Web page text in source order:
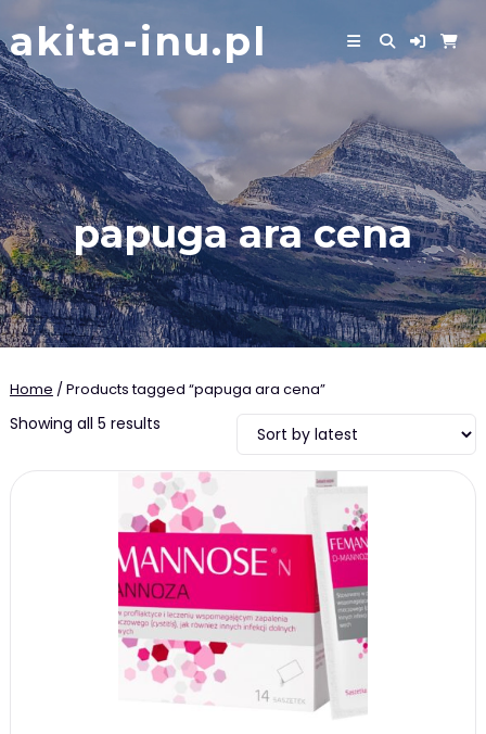
to
content
akita-inu.pl
papuga ara cena
Home / Products tagged “papuga ara cena”
Showing all 5 results